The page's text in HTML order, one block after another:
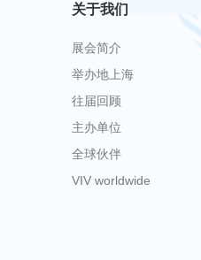
关于我们
展会简介
举办地上海
往届回顾
主办单位
全球伙伴
VIV worldwide